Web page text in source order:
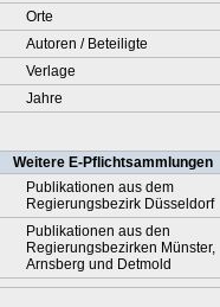
Orte
Autoren / Beteiligte
Verlage
Jahre
Weitere E-Pflichtsammlungen
Publikationen aus dem
Regierungsbezirk Düsseldorf
Publikationen aus den
Regierungsbezirken Münster,
Arnsberg und Detmold